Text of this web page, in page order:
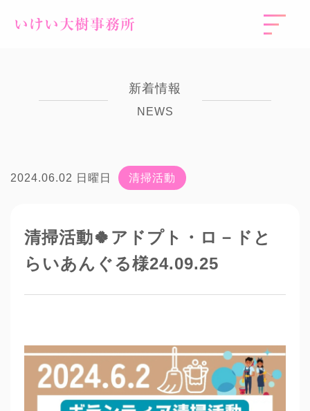
いけい大樹事務所
新着情報
NEWS
2024.06.02 日曜日 清掃活動
清掃活動🍀アドプト・ロ－ドと
らいあんぐる様24.09.25